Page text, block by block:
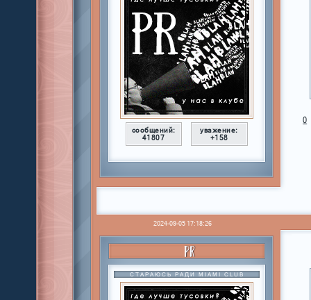
сообщений:
41807
уважение:
+158
0
2024-09-05 17:18:26
PR
СТАРАЮСЬ РАДИ MIAMI CLUB